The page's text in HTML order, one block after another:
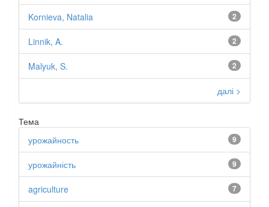
2
Kornieva, Natalia
2
Linnik, A.
2
Malyuk, S.
далі >
Тема
9
урожайность
9
урожайність
7
agriculture